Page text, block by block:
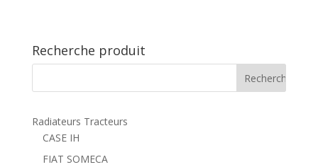
Recherche produit
Radiateurs Tracteurs
CASE IH
FIAT SOMECA